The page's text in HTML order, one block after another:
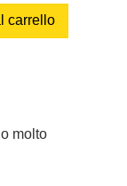
carrello
molto